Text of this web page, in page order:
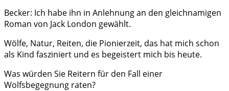
Becker: Ich habe ihn in Anlehnung an den gleichnamigen
Roman von Jack London gewählt.
Wölfe, Natur, Reiten, die Pionierzeit, das hat mich schon
als Kind fasziniert und es begeistert mich bis heute.
Was würden Sie Reitern für den Fall einer
Wolfsbegegnung raten?